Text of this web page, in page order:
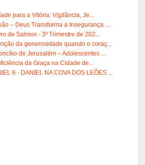
para a Vitória: Vigilância, Je...
– Deus Transforma a Insegurança ...
de Salmos - 3º Trimestre de 202...
da generosidade quando o coraç...
de Jerusalém – Adolescentes ...
da Graça na Cidade de...
6 - DANIEL NA COVA DOS LEÕES ...